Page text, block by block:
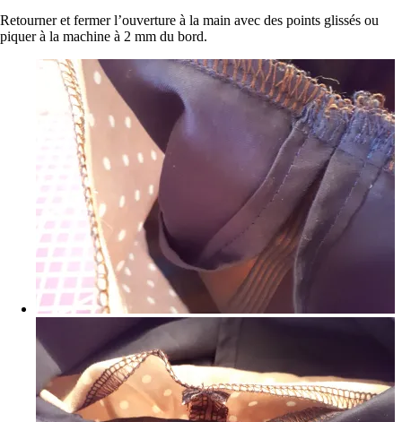
Retourner et fermer l’ouverture à la main avec des points glissés ou
piquer à la machine à 2 mm du bord.